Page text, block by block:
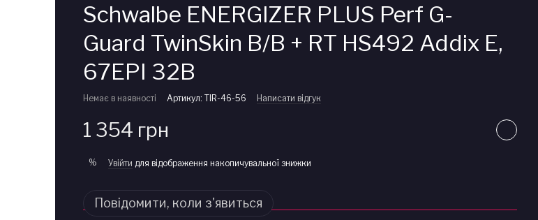
Schwalbe ENERGIZER PLUS Perf G-
Guard TwinSkin B/B + RT HS492 Addix E,
67EPI 32B
Немає в наявності Артикул: TIR-46-56 Написати відгук
1 354 грн
% Увійти для відображення накопичувальної знижки
Повідомити, коли з'явиться